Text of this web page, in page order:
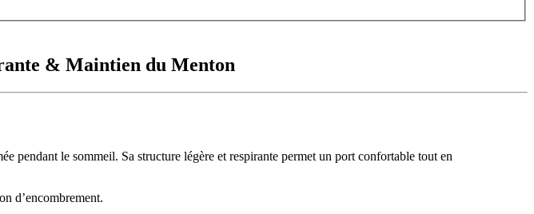
& Maintien du Menton
pendant le sommeil. Sa structure légère et respirante permet un port confortable tout en
d’encombrement.